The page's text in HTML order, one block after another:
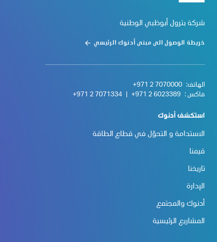
شركة بترول أبوظبي الوطنية
خريطة الوصول الى مبنى أدنوك الرئيسي
الهاتف: +971 2 7070000
فاكس : +971 2 6023389
+971 2 7071334
استكشف أدنوك
الاستدامة و التحوّل في قطاع الطاقة
قيمنا
تاريخنا
الإدارة
أدنوك والمجتمع
المشاريع الرئيسية